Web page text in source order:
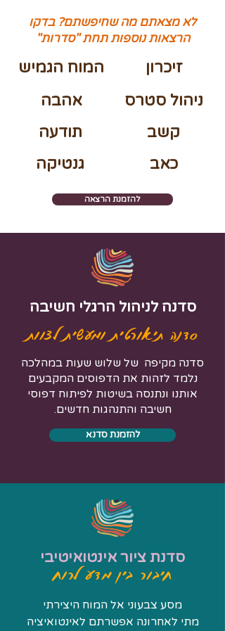
לא מצאתם מה שחיפשתם? בדקו
הרצאות נוספות תחת "סדרות"
זיכרון
המוח הגמיש
ניהול סטרס
אהבה
קשב
תודעה
כאב
גנטיקה
להזמנת הרצאה
סדנה לניהול הרגלי חשיבה
סדנה תיאורטית ומעשית לצוות
סדנה מקיפה של שלוש שעות במהלכה
נלמד לזהות את הדפוסים המקבעים
אותנו ונתנסה בשיטות לפיתוח דפוסי
חשיבה והתנהגות חדשים.
להזמנת סדנא
סדנת ציור אינטואיטיבי
חיבור בין מדע לרוח
מסע צבעוני אל המוח היצירתי
מתי לאחרונה אפשרתם לאינטואיציה